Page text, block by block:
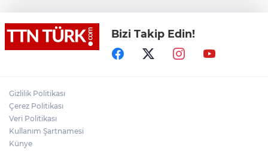
Yeni aldığı motosikletle kaza yapan genç
gözyaşları arasında toprağa verildi
Cumhurbaşkanı Erdoğan, Suudi
Bizi Takip Edin!
Gizlilik Politikası
Çerez Politikası
Veri Politikası
Kullanım Şartnamesi
Künye